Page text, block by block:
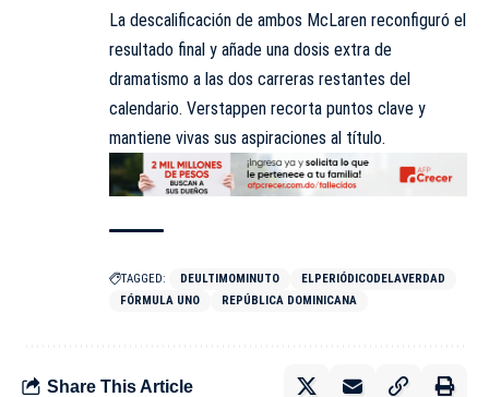
La descalificación de ambos McLaren reconfiguró el
resultado final y añade una dosis extra de
dramatismo a las dos carreras restantes del
calendario. Verstappen recorta puntos clave y
mantiene vivas sus aspiraciones al título.
TAGGED: DEULTIMOMINUTO
ELPERIÓDICODELAVERDAD
FÓRMULA UNO
REPÚBLICA DOMINICANA
Share This Article